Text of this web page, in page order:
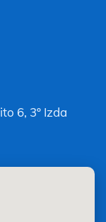
6, 3º Izda